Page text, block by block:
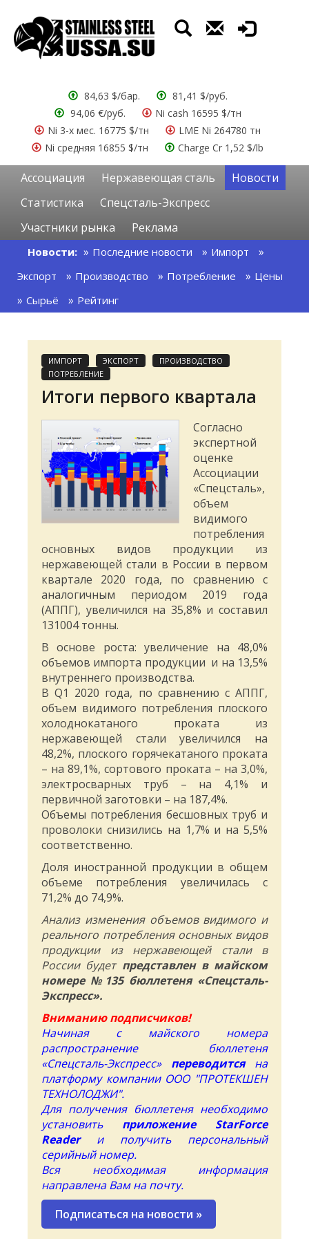
84,63 $/бар.
81,41 $/руб.
94,06 €/руб.
Ni cash 16595 $/тн
Ni 3-х мес. 16775 $/тн
LME Ni 264780 тн
Ni средняя 16855 $/тн
Charge Cr 1,52 $/lb
Ассоциация Нержавеющая сталь
Новости
Статистика
Спецсталь-Экспресс
Участники рынка
Реклама
Новости: Последние новости
Импорт
Экспорт
Производство Потребление
Цены
Сырьё
Рейтинг
ИМПОРТ ЭКСПОРТ
ПРОИЗВОДСТВО
ПОТРЕБЛЕНИЕ
Итоги первого квартала
Согласно
экспертной
оценке
Ассоциации
«Спецсталь»,
объем
видимого
потребления
основных видов продукции из
нержавеющей стали в России в первом
квартале 2020 года, по сравнению с
аналогичным периодом 2019 года
(АППГ), увеличился на 35,8% и составил
131004 тонны.
В основе роста: увеличение на 48,0%
объемов импорта продукции и на 13,5%
внутреннего производства.
В Q1 2020 года, по сравнению с АППГ,
объем видимого потребления плоского
холоднокатаного проката из
нержавеющей стали увеличился на
48,2%, плоского горячекатаного проката
– на 89,1%, сортового проката – на 3,0%,
электросварных труб – на 4,1% и
первичной заготовки – на 187,4%.
Объемы потребления бесшовных труб и
проволоки снизились на 1,7% и на 5,5%
соответственно.
Доля иностранной продукции в общем
объеме потребления увеличилась с
71,2% до 74,9%.
Анализ изменения объемов видимого и
реального потребления основных видов
продукции из нержавеющей стали в
России будет представлен в майском
номере №135 бюллетеня «Спецсталь-
Экспресс».
Вниманию подписчиков!
Начиная с майского номера
распространение бюллетеня
«Спецсталь-Экспресс» переводитсяна
платформу компании ООО "ПРОТЕКШЕН
ТЕХНОЛОДЖИ".
Для получения бюллетеня необходимо
установить приложение StarForce
Readerи получить персональный
серийный номер.
Вся необходимая информация
направлена Вам на почту.
Подписаться на новости »